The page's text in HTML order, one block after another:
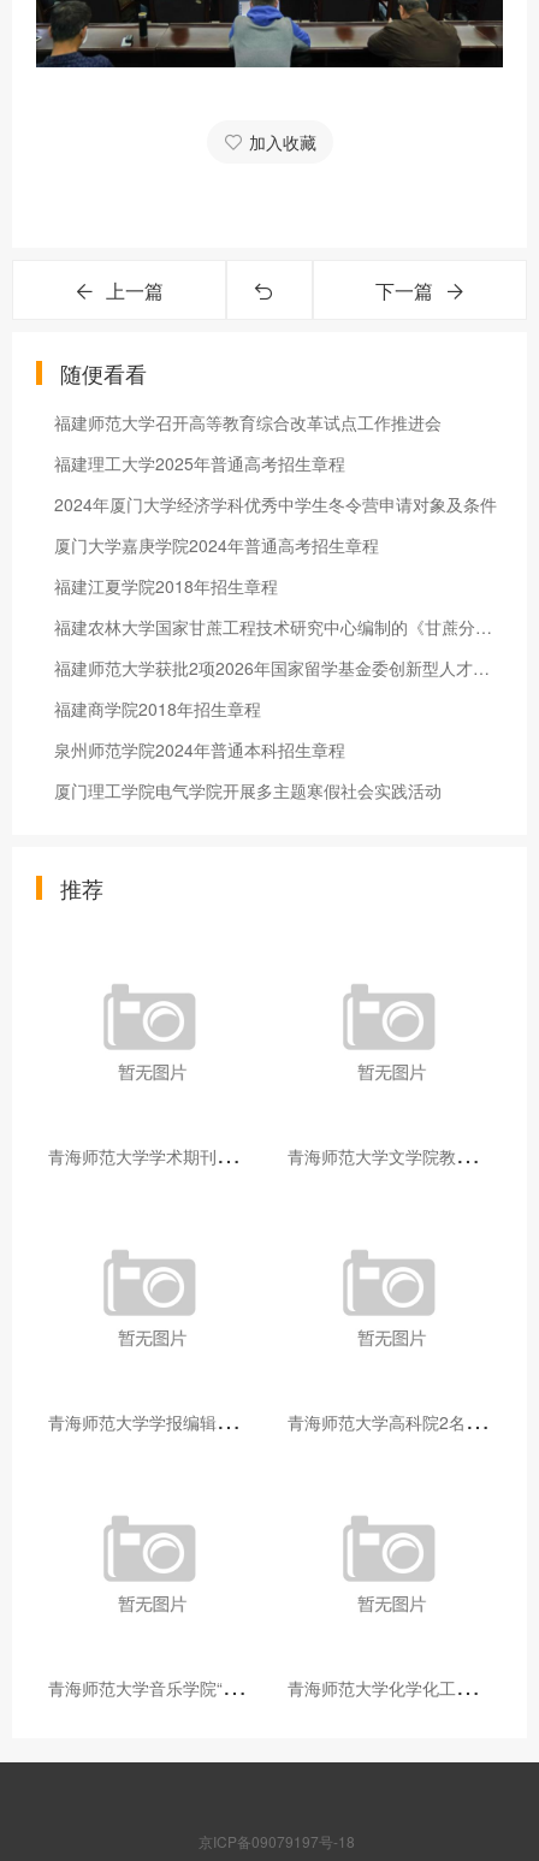
加入收藏
上一篇 下一篇
随便看看
福建师范大学召开高等教育综合改革试点工作推进会
福建理工大学2025年普通高考招生章程
2024年厦门大学经济学科优秀中学生冬令营申请对象及条件
厦门大学嘉庚学院2024年普通高考招生章程
福建江夏学院2018年招生章程
福建农林大学国家甘蔗工程技术研究中心编制的《甘蔗分步协同机收技术规程》标准获批发布实施
福建师范大学获批2项2026年国家留学基金委创新型人才国际合作培养项目
福建商学院2018年招生章程
泉州师范学院2024年普通本科招生章程
厦门理工学院电气学院开展多主题寒假社会实践活动
推荐
青
海师范大学学术期刊两个专栏入选2025年青海省期刊重点专栏 青
海师范大学文学院教师赴山东省相关高校和学术机构交流学习
青
海师范大学学报编辑部赴大通县城关镇上毛佰胜村开展帮扶慰问活动 青
海师范大学高科院2名专家当选中国科学院院士
青
海师范大学音乐学院“青舞华章”本科舞蹈专业中期汇报圆满落幕 青
海师范大学化学化工学院开展铸牢中华民族共同体意识大讲堂活动
京ICP备09079197号-18